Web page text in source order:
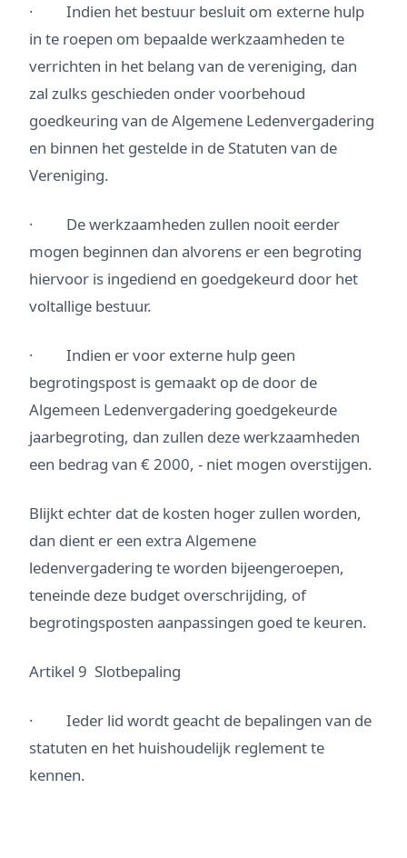
· Indien het bestuur besluit om externe hulp
in te roepen om bepaalde werkzaamheden te
verrichten in het belang van de vereniging, dan
zal zulks geschieden onder voorbehoud
goedkeuring van de Algemene Ledenvergadering
en binnen het gestelde in de Statuten van de
Vereniging.
· De werkzaamheden zullen nooit eerder
mogen beginnen dan alvorens er een begroting
hiervoor is ingediend en goedgekeurd door het
voltallige bestuur.
· Indien er voor externe hulp geen
begrotingspost is gemaakt op de door de
Algemeen Ledenvergadering goedgekeurde
jaarbegroting, dan zullen deze werkzaamheden
een bedrag van € 2000, - niet mogen overstijgen.
Blijkt echter dat de kosten hoger zullen worden,
dan dient er een extra Algemene
ledenvergadering te worden bijeengeroepen,
teneinde deze budget overschrijding, of
begrotingsposten aanpassingen goed te keuren.
Artikel 9 Slotbepaling
· Ieder lid wordt geacht de bepalingen van de
statuten en het huishoudelijk reglement te
kennen.